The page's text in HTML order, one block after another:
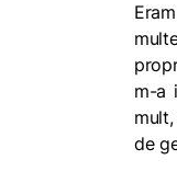
m-a
de